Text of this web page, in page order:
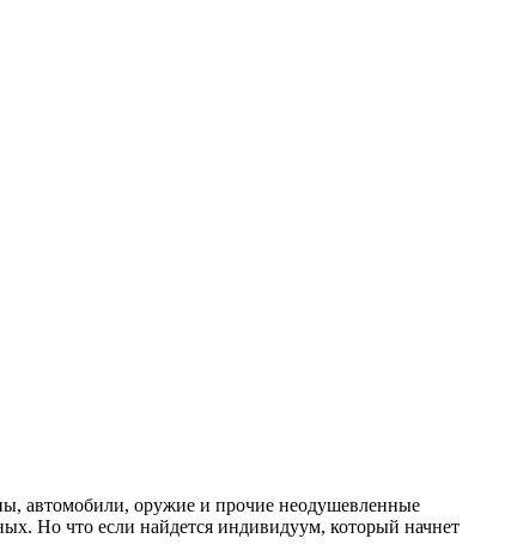
автомобили, оружие и прочие неодушевленные
Но что если найдется индивидуум, который начнет